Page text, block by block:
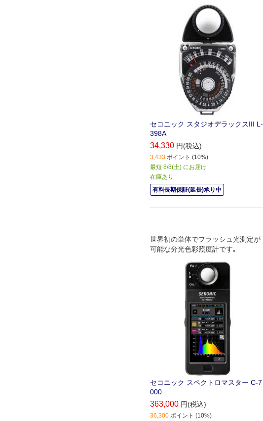
セコニック スタジオデラックスIII L-
398A
34,330 円(税込)
3,433 ポイント (10%)
最短 8/8(土) にお届け
在庫あり
有料長期保証(延長)承り中
世界初の単体でフラッシュ光測定が
可能な分光色彩照度計です｡
セコニック スペクトロマスター C-7
000
363,000 円(税込)
36,300 ポイント (10%)